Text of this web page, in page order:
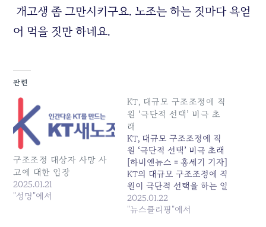
개고생 좀 그만시키구요. 노조는 하는 짓마다 욕얻
어 먹을 짓만 하네요.
관련
구조조정 대상자 사망 사
고에 대한 입장
2025.01.21
"성명"에서
KT, 대규모 구조조정에 직
원 ‘극단적 선택’ 비극 초
래
KT, 대규모 구조조정에 직
원 ‘극단적 선택’ 비극 초래
[하비엔뉴스 = 홍세기 기자]
KT의 대규모 구조조정에 직
원이 극단적 선택을 하는 일
이 발생해 충격을 주고 있
다. KT는 최근 AICT 기업으
2025.01.22
"뉴스클리핑"에서